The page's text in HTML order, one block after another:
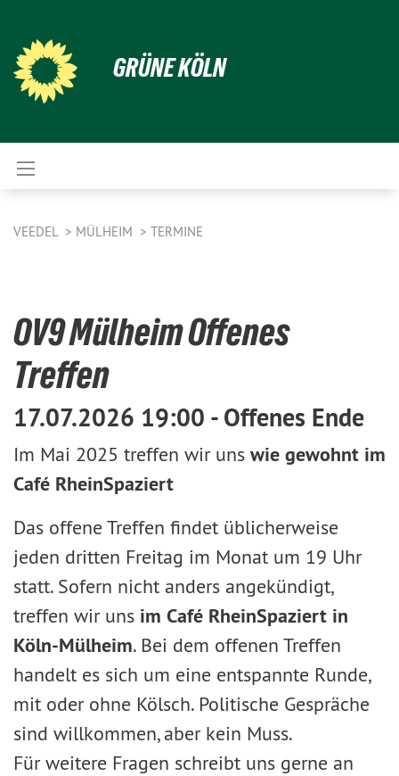
GRÜNE KÖLN
VEEDEL MÜLHEIM TERMINE
OV9 Mülheim Offenes
Treffen
17.07.2026 19:00 - Offenes Ende
Im Mai 2025 treffen wir uns wie gewohnt im
Café RheinSpaziert
Das offene Treffen findet üblicherweise
jeden dritten Freitag im Monat um 19 Uhr
statt. Sofern nicht anders angekündigt,
treffen wir uns im Café RheinSpaziert in
Köln-Mülheim. Bei dem offenen Treffen
handelt es sich um eine entspannte Runde,
mit oder ohne Kölsch. Politische Gespräche
sind willkommen, aber kein Muss.
Für weitere Fragen schreibt uns gerne an